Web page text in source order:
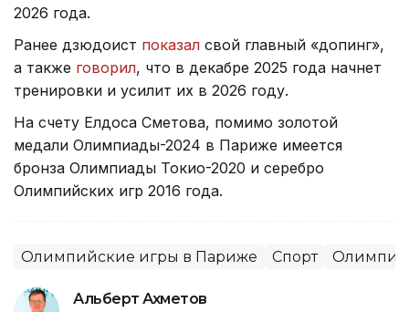
2026 года.
Ранее дзюдоист показал свой главный «допинг»,
а также говорил, что в декабре 2025 года начнет
тренировки и усилит их в 2026 году.
На счету Елдоса Сметова, помимо золотой
медали Олимпиады-2024 в Париже имеется
бронза Олимпиады Токио-2020 и серебро
Олимпийских игр 2016 года.
Олимпийские игры в Париже Спорт
Альберт Ахметов